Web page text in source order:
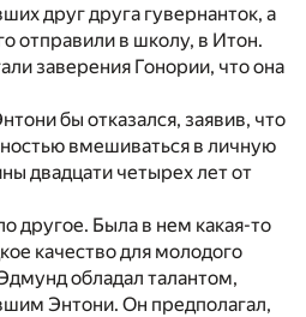
друг друга гувернанток, а
отправили в школу, в Итон.
заверения Гонории, что она
бы отказался, заявив, что
вмешиваться в личную
двадцати четырех лет от
другое. Была в нем какая-то
качество для молодого
обладал талантом,
Энтони. Он предполагал,